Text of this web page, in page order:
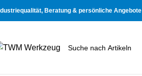
Beratung & persönliche Angebote